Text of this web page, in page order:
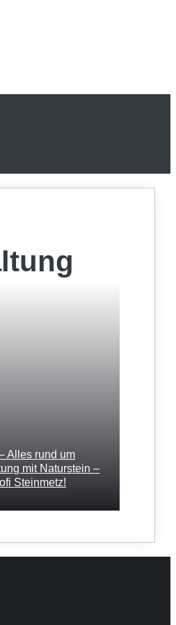
Alles rund um
mit Naturstein –
Steinmetz!